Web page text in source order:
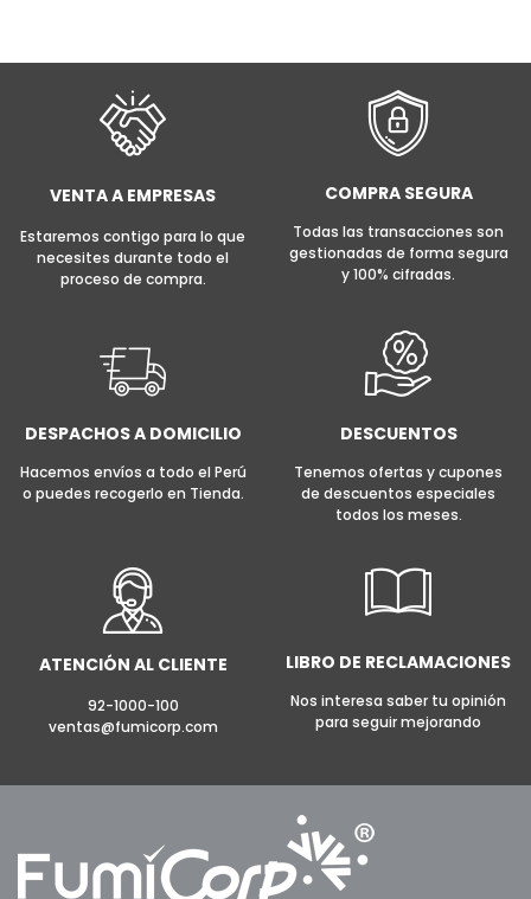
VENTA A EMPRESAS
Estaremos contigo para lo que
necesites durante todo el
proceso de compra.
COMPRA SEGURA
Todas las transacciones son
gestionadas de forma segura
y 100% cifradas.
DESPACHOS A DOMICILIO
Hacemos envíos a todo el Perú
o puedes recogerlo en Tienda.
DESCUENTOS
Tenemos ofertas y cupones
de descuentos especiales
todos los meses.
ATENCIÓN AL CLIENTE
92-1000-100
ventas@fumicorp.com
LIBRO DE RECLAMACIONES
Nos interesa saber tu opinión
para seguir mejorando